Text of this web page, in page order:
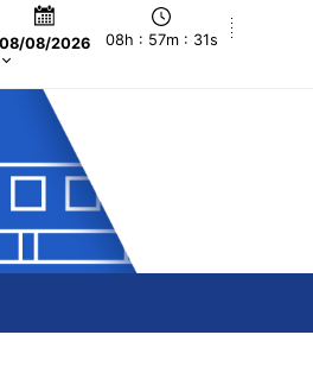
08/08/2026 08h : 57m : 31s